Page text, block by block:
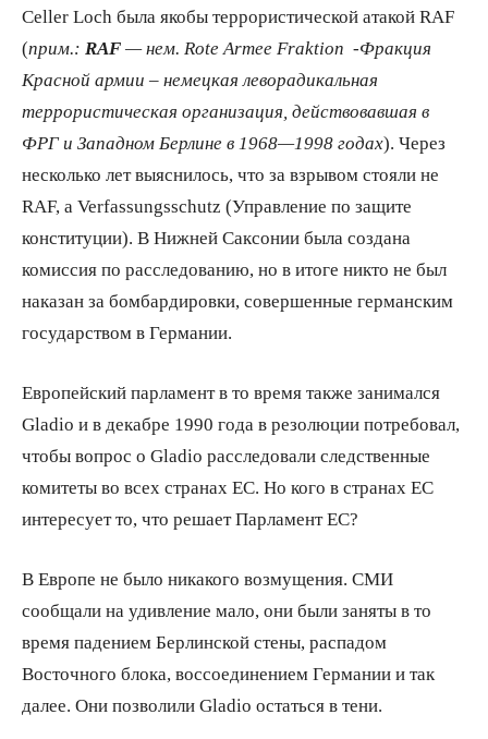
Celler Loch была якобы террористической атакой RAF
(прим.: RAF — нем. Rote Armee Fraktion -Фракция
Красной армии – немецкая леворадикальная
террористическая организация, действовавшая в
ФРГ и Западном Берлине в 1968—1998 годах). Через
несколько лет выяснилось, что за взрывом стояли не
RAF, а Verfassungsschutz (Управление по защите
конституции). В Нижней Саксонии была создана
комиссия по расследованию, но в итоге никто не был
наказан за бомбардировки, совершенные германским
государством в Германии.
Европейский парламент в то время также занимался
Gladio и в декабре 1990 года в резолюции потребовал,
чтобы вопрос о Gladio расследовали следственные
комитеты во всех странах ЕС. Но кого в странах ЕС
интересует то, что решает Парламент ЕС?
В Европе не было никакого возмущения. СМИ
сообщали на удивление мало, они были заняты в то
время падением Берлинской стены, распадом
Восточного блока, воссоединением Германии и так
далее. Они позволили Gladio остаться в тени.